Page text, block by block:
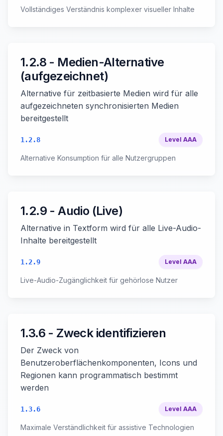
Vollständiges Verständnis komplexer visueller Inhalte
1.2.8 - Medien-Alternative
(aufgezeichnet)
Alternative für zeitbasierte Medien wird für alle
aufgezeichneten synchronisierten Medien
bereitgestellt
1.2.8 Level AAA
Alternative Konsumption für alle Nutzergruppen
1.2.9 - Audio (Live)
Alternative in Textform wird für alle Live-Audio-
Inhalte bereitgestellt
1.2.9 Level AAA
Live-Audio-Zugänglichkeit für gehörlose Nutzer
1.3.6 - Zweck identifizieren
Der Zweck von
Benutzeroberflächenkomponenten, Icons und
Regionen kann programmatisch bestimmt
werden
1.3.6 Level AAA
Maximale Verständlichkeit für assistive Technologien